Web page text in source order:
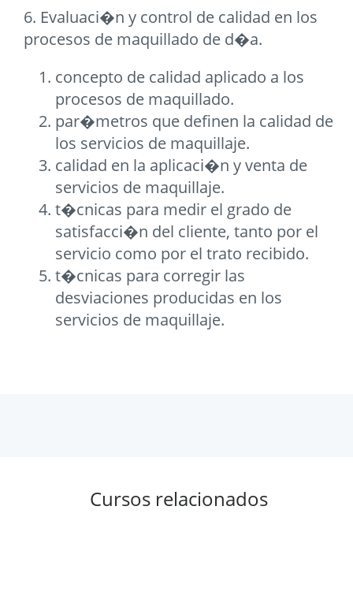
6. Evaluaci�n y control de calidad en los
procesos de maquillado de d�a.
concepto de calidad aplicado a los
procesos de maquillado.
par�metros que definen la calidad de
los servicios de maquillaje.
calidad en la aplicaci�n y venta de
servicios de maquillaje.
t�cnicas para medir el grado de
satisfacci�n del cliente, tanto por el
servicio como por el trato recibido.
t�cnicas para corregir las
desviaciones producidas en los
servicios de maquillaje.
Cursos relacionados